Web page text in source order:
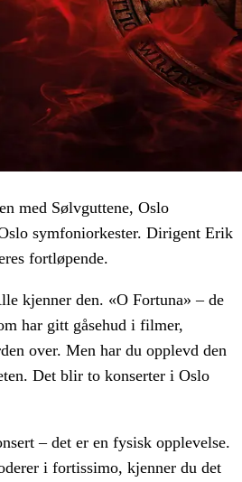
med Sølvguttene, Oslo
symfoniorkester. Dirigent Erik
fortløpende.
kjenner den. «O Fortuna» – de
har gitt gåsehud i filmer,
over. Men har du opplevd den
Det blir to konserter i Oslo
– det er en fysisk opplevelse.
i fortissimo, kjenner du det